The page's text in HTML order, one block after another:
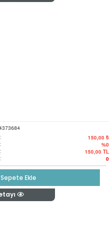
: 150,00 ₺
: %0
: 150,00 TL
: 0
Sepete Ekle